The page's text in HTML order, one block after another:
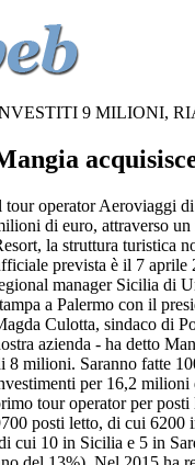
9 MILIONI,
tour operator Aeroviaggi
di euro, attraverso
la struttura turistica
prevista è il 7 aprile
manager Sicilia di
a Palermo con il
Culotta, sindaco di
azienda - ha detto
8 milioni. Saranno fatte
per 16,2
tour operator per
posti letto, di cui 6200
cui 10 in Sicilia e 5 in